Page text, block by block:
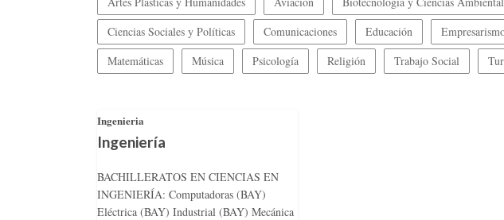
Ciencias Sociales y Políticas
Comunicaciones Educación
Matemáticas
Música Psicología Religión Trabajo Social
Ingenieria
Ingeniería
BACHILLERATOS EN CIENCIAS EN
INGENIERÍA: Computadoras (BAY)
Eléctrica (BAY) Industrial (BAY) Mecánica